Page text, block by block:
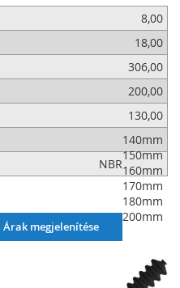
8,00
18,00
306,00
200,00
130,00
140mm
150mm
160mm
170mm
180mm
200mm
NBR
Árak megjelenítése